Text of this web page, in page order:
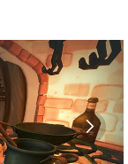
